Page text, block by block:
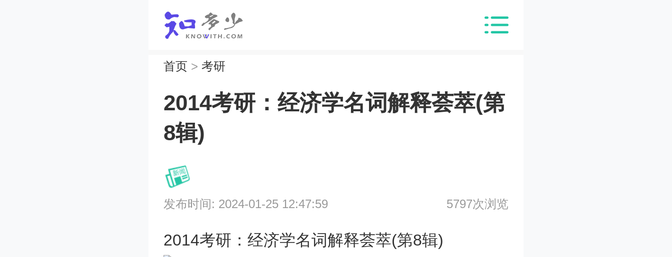
首页 > 考研
2014考研：经济学名词解释荟萃(第
8辑)
发布时间: 2024-01-25 12:47:59 5797次浏览
2014考研：经济学名词解释荟萃(第8辑)